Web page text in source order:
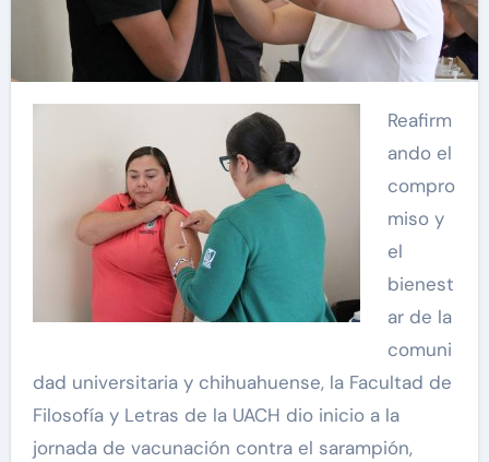
Reafirm
ando el
compro
miso y
el
bienest
ar de la
comuni
dad universitaria y chihuahuense, la Facultad de
Filosofía y Letras de la UACH dio inicio a la
jornada de vacunación contra el sarampión,